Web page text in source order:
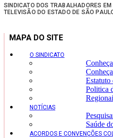
SINDICATO DOS TRABALHADORES
TELEVISÃO DO ESTADO DE SÃO
MAPA DO SITE
O SINDICATO
Estatuto
Politica
NOTÍCIAS
Saúde
ACORDOS E CONVENÇÕES